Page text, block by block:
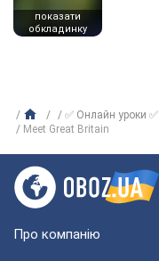
показати
обкладинку
✅ Онлайн уроки ✅
Meet Great Britain
Про компанію